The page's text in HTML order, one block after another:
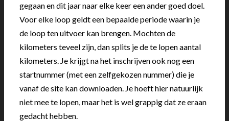
gegaan en dit jaar naar elke keer een ander goed doel.
Voor elke loop geldt een bepaalde periode waarin je
de loop ten uitvoer kan brengen. Mochten de
kilometers teveel zijn, dan splits je de te lopen aantal
kilometers. Je krijgt na het inschrijven ook nog een
startnummer (met een zelfgekozen nummer) die je
vanaf de site kan downloaden. Je hoeft hier natuurlijk
niet mee te lopen, maar het is wel grappig dat ze eraan
gedacht hebben.